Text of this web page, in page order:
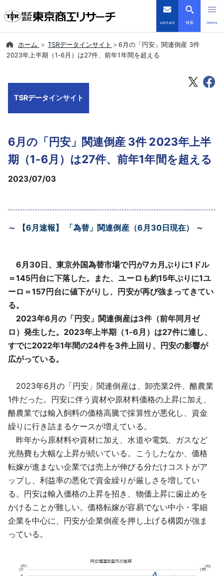
contact 検索 menu
倒産・注目企業情報
会社案内
導入事例
採用情報
よくあるご質問
English
ホーム TSRデータインサイト
6月の「円安」関連倒産 3件
2023年上半期（1-6月）は27件、前年1年間を超える
TSRデータインサイト
6月の「円安」関連倒産 3件 2023年上半
期（1-6月）は27件、前年1年間を超える
2023/07/03
～ 【6月速報】 「為替」関連倒産（6月30日現在） ～
6月30日、東京外国為替市場で円が7カ月ぶりに1ドル
＝145円台に下落した。また、ユーロも約15年ぶりに1ユ
ーロ＝157円台に値下がりし、円安が再び強まってきてい
る。
2023年6月の「円安」関連倒産は3件（前年同月ゼ
ロ）発生した。2023年上半期（1-6月）は27件に達し、
すでに2022年1年間の24件を3件上回り、円安の影響が
広がっている。
2023年6月の「円安」関連倒産は、卸売業2件、酪農業
1件だった。円安に伴う資材や原材料価格の上昇に加え、
酪農業では輸入飼料の価格高騰で採算性が悪化し、資金
繰りに行き詰まるケースが増えている。
昨年から原材料や資材に加え、水道や電気、ガスなど
光熱費も大幅な上昇が続いている。こうしたなか、価格
転嫁が進まない企業では売上が伸びる分だけコストがア
ップし、利益率の悪化で資金繰りが厳しさを増してい
る。円安は輸入価格の上昇を招き、物価上昇に歯止めを
かけることが難しい。価格転嫁が容易でない中小・零細
企業を中心に、円安が企業倒産を押し上げる構図が強ま
っている。